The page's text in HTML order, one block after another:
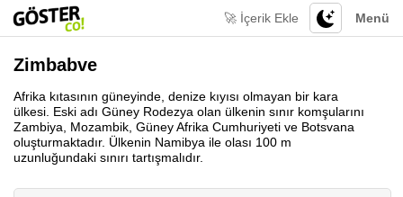
Menü
🚀 İçerik Ekle
Zimbabve
Afrika kıtasının güneyinde, denize kıyısı olmayan bir kara
ülkesi. Eski adı Güney Rodezya olan ülkenin sınır komşularını
Zambiya, Mozambik, Güney Afrika Cumhuriyeti ve Botsvana
oluşturmaktadır. Ülkenin Namibya ile olası 100 m
uzunluğundaki sınırı tartışmalıdır.